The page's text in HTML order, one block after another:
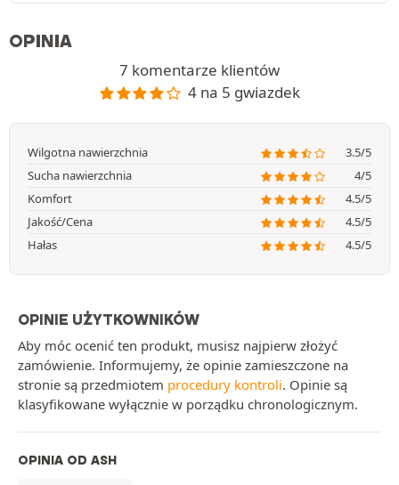
OPINIA
7 komentarze klientów
4 na 5 gwiazdek
Wilgotna nawierzchnia
3.5/5
Sucha nawierzchnia
4/5
Komfort
4.5/5
Jakość/Cena
4.5/5
Hałas
4.5/5
OPINIE UŻYTKOWNIKÓW
Aby móc ocenić ten produkt, musisz najpierw złożyć
zamówienie. Informujemy, że opinie zamieszczone na
stronie są przedmiotem procedury kontroli. Opinie są
klasyfikowane wyłącznie w porządku chronologicznym.
OPINIA OD ASH